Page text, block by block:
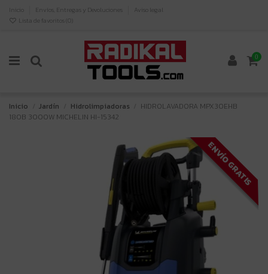
Inicio Envíos, Entregas y Devoluciones
Aviso legal
Lista de favoritos ( 0)
0
Inicio Jardín Hidrolimpiadoras
HIDROLAVADORA MPX30EHB
180B 3000W MICHELIN HI-15342
ENVÍO GRATIS